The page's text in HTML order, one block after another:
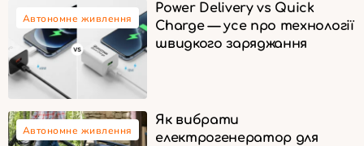
Автономне живлення
Power Delivery vs Quick
Charge — усе про технології
швидкого заряджання
Автономне живлення
Як вибрати
електрогенератор для